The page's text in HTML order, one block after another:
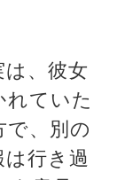
は、彼女
れていた
で、別の
行き過